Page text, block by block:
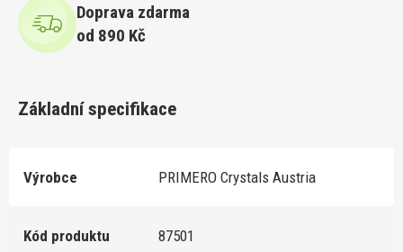
Doprava zdarma
od 890 Kč
Základní specifikace
Výrobce PRIMERO Crystals Austria
Kód produktu 87501